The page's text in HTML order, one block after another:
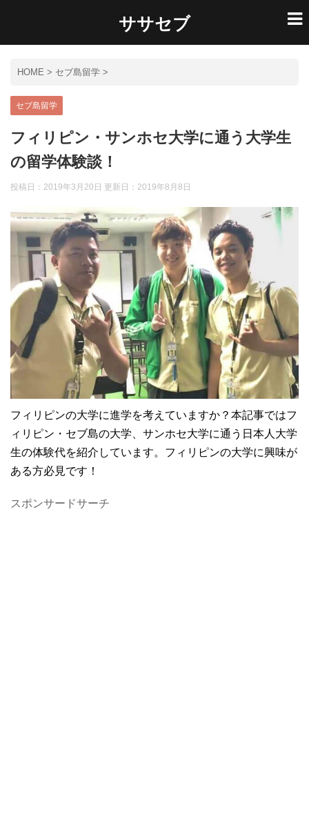
ササセブ
HOME > セブ島留学 >
セブ島留学
フィリピン・サンホセ大学に通う大学生
の留学体験談！
投稿日：2019年3月20日 更新日： 2019年8月8日
フィリピンの大学に進学を考えていますか？本記事ではフ
ィリピン・セブ島の大学、サンホセ大学に通う日本人大学
生の体験代を紹介しています。フィリピンの大学に興味が
ある方必見です！
スポンサードサーチ